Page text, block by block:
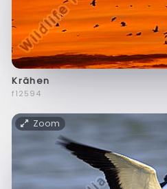
Krähen
f12594
Zoom